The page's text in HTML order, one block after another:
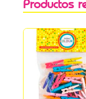
Productos